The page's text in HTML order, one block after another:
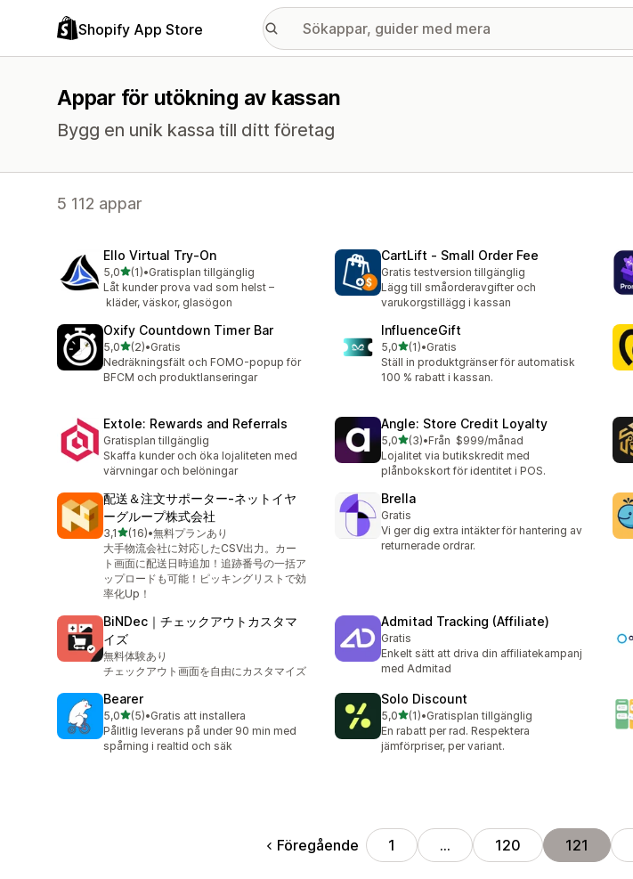
Shopify App Store
Appar för utökning av kassan
Bygg en unik kassa till ditt företag
5 112 appar
Ello Virtual Try‑On
5,0av 5 stjärnor
(1)
1 recensioner totalt
•Gratisplan tillgänglig
Låt kunder prova vad som helst –
kläder, väskor, glasögon
CartLift ‑ Small Order Fee
Gratis testversion tillgänglig
Lägg till småorderavgifter och
varukorgstillägg i kassan
Oxify Countdown Timer Bar
5,0av 5 stjärnor
(2)
2 recensioner totalt
•Gratis
Nedräkningsfält och FOMO-popup för
BFCM och produktlanseringar
InfluenceGift
5,0av 5 stjärnor
(1)
1 recensioner totalt
•Gratis
Ställ in produktgränser för automatisk
100 % rabatt i kassan.
Extole: Rewards and Referrals
Gratisplan tillgänglig
Skaffa kunder och öka lojaliteten med
värvningar och belöningar
Angle: Store Credit Loyalty
5,0av 5 stjärnor
(3)
3 recensioner totalt
•Från $999/månad
Lojalitet via butikskredit med
plånbokskort för identitet i POS.
配送＆注文サポーター‑ネットイヤ
ーグループ株式会社
3,1av 5 stjärnor
(16)
16 recensioner totalt
•無料プランあり
大手物流会社に対応したCSV出力。カー
ト画面に配送日時追加！追跡番号の一括ア
ップロードも可能！ピッキングリストで効
率化Up！
Brella
Gratis
Vi ger dig extra intäkter för hantering av
returnerade ordrar.
BiNDec｜チェックアウトカスタマ
イズ
無料体験あり
チェックアウト画面を自由にカスタマイズ
Admitad Tracking (Affiliate)
Gratis
Enkelt sätt att driva din affiliatekampanj
med Admitad
Bearer
5,0av 5 stjärnor
(5)
5 recensioner totalt
•Gratis att installera
Pålitlig leverans på under 90 min med
spårning i realtid och säk
Solo Discount
5,0av 5 stjärnor
(1)
1 recensioner totalt
•Gratisplan tillgänglig
En rabatt per rad. Respektera
jämförpriser, per variant.
Föregående 1 … 120 121